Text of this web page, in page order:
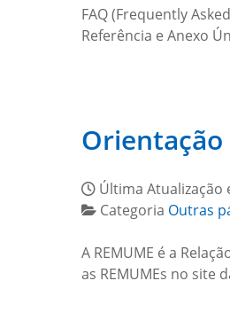
FAQ (Frequently
Referência e Anexo
Orientação
Última Atualização
Categoria Outras
A REMUME é a
as REMUMEs no site